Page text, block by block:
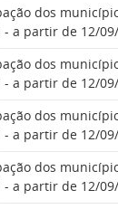
dos
- a partir de 12/
dos
- a partir de 12/
dos
- a partir de 12/
dos
- a partir de 12/